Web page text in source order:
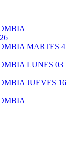
MARTES 4
LUNES 03
JUEVES 16